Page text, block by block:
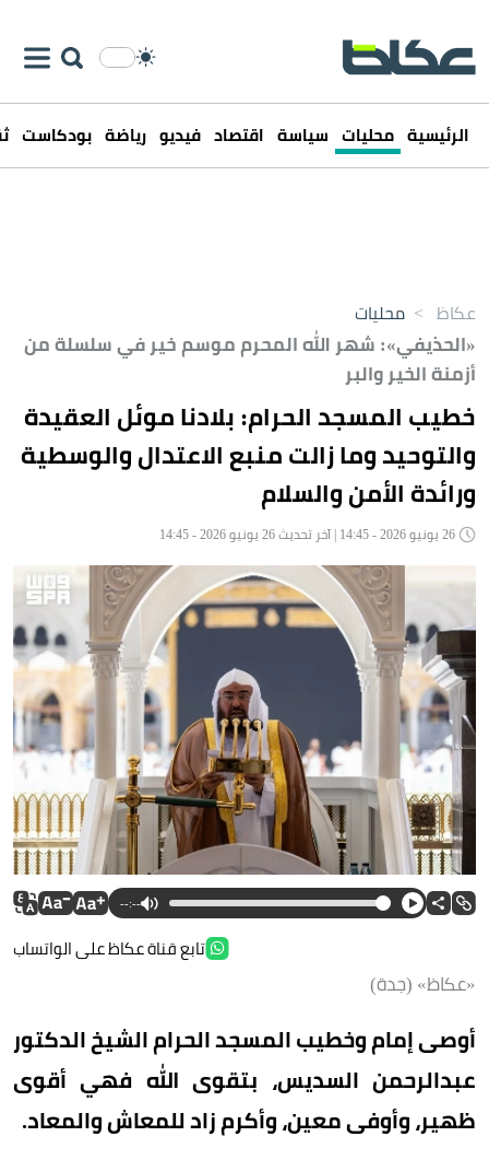
الرئيسية محليات سياسة اقتصاد فيديو رياضة بودكاست
عكاظ > محليات
«الحذيفي»: شهر الله المحرم موسم خير في سلسلة من
أزمنة الخير والبر
خطيب المسجد الحرام: بلادنا موئل العقيدة
والتوحيد وما زالت منبع الاعتدال والوسطية
ورائدة الأمن والسلام
--:--
تابع قناة عكاظ على الواتساب
«عكاظ» (جدة)
أوصى إمام وخطيب المسجد الحرام الشيخ الدكتور
عبدالرحمن السديس، بتقوى الله فهي أقوى
ظهير، وأوفى معين، وأكرم زاد للمعاش والمعاد.